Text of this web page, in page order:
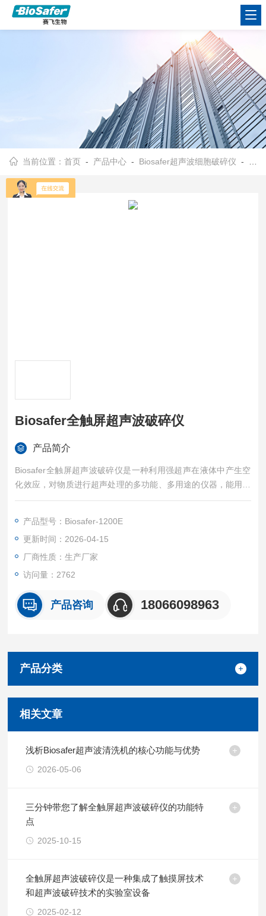
当前位置：首页 - 产品中心 - Biosafer超声波细胞破碎仪 -
Biosafer全触屏超声波破碎仪
产品简介
Biosafer全触屏超声波破碎仪是一种利用强超声在液体中产生空
化效应，对物质进行超声处理的多功能、多用途的仪器，能用于
多种动植物细胞、病毒细胞的破碎，同时可用来乳化、分离、匀
化学、微生物学、药物化学、表面化学、物理学、动物学等领
域。
产品型号：Biosafer-1200E
更新时间：2026-04-15
厂商性质：生产厂家
访问量：2762
产品咨询 18066098963
产品分类
相关文章
浅析Biosafer超声波清洗机的核心功能与优势
2026-05-06
三分钟带您了解全触屏超声波破碎仪的功能特
点
2025-10-15
全触屏超声波破碎仪是一种集成了触摸屏技术
和超声波破碎技术的实验室设备
2025-02-12